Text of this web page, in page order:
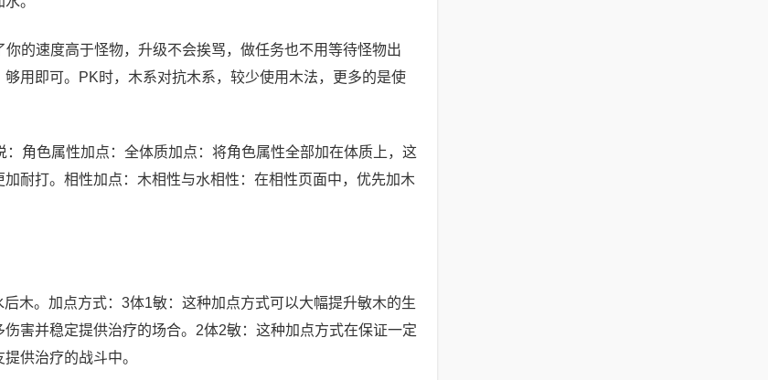
的速度高于怪物，升级不会挨骂，做任务也不用等待怪物出
用即可。PK时，木系对抗木系，较少使用木法，更多的是使
角色属性加点：全体质加点：将角色属性全部加在体质上，这
耐打。相性加点：木相性与水相性：在相性页面中，优先加木
木。加点方式：3体1敏：这种加点方式可以大幅提升敏木的生
害并稳定提供治疗的场合。2体2敏：这种加点方式在保证一定
供治疗的战斗中。